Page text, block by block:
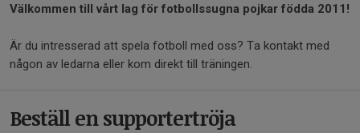
Välkommen till vårt lag för fotbollssugna pojkar födda 2011!
Är du intresserad att spela fotboll med oss? Ta kontakt med
någon av ledarna eller kom direkt till träningen.
Beställ en supportertröja